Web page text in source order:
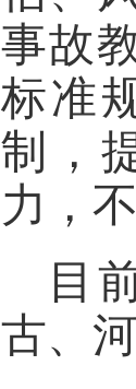
事故
标准
制，
力，
目
古、